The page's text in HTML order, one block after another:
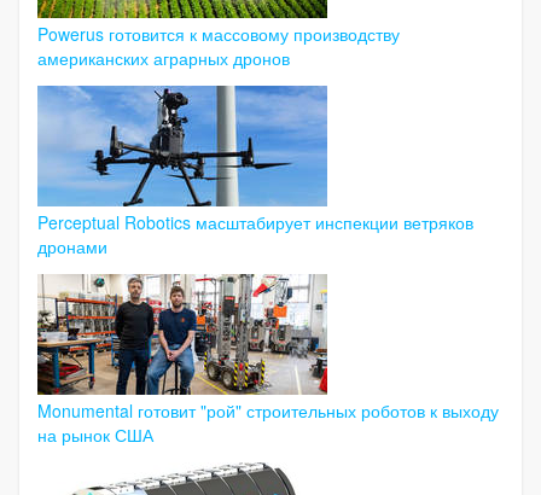
Powerus готовится к массовому производству
американских аграрных дронов
Perceptual Robotics масштабирует инспекции ветряков
дронами
Monumental готовит "рой" строительных роботов к выходу
на рынок США